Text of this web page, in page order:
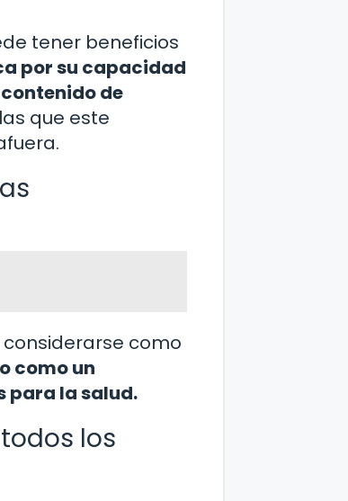
tener beneficios
por su capacidad
de
que este
como
como un
para la salud.
los